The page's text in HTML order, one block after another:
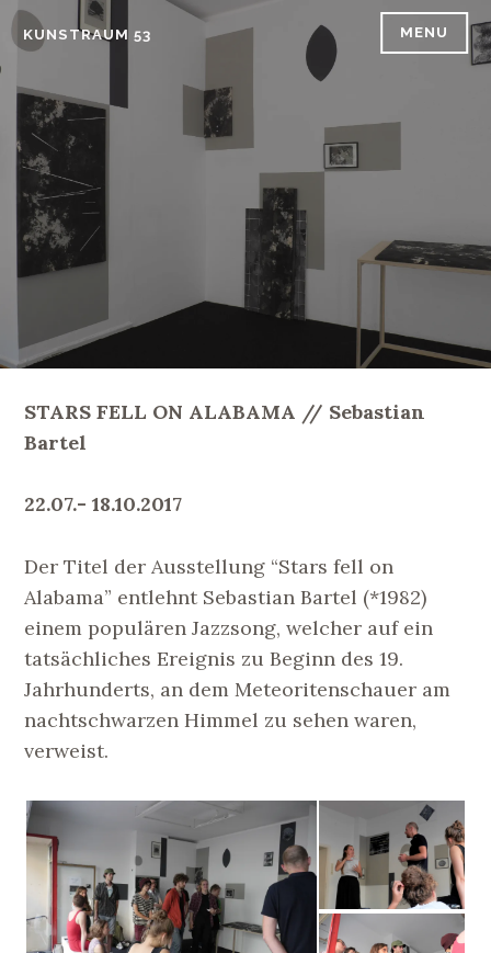
Skip
to
content
KUNSTRAUM 53 MENU
STARS FELL ON ALABAMA // Sebastian
Bartel
22.07.- 18.10.2017
Der Titel der Ausstellung “Stars fell on
Alabama” entlehnt Sebastian Bartel (*1982)
einem populären Jazzsong, welcher auf ein
tatsächliches Ereignis zu Beginn des 19.
Jahrhunderts, an dem Meteoritenschauer am
nachtschwarzen Himmel zu sehen waren,
verweist.